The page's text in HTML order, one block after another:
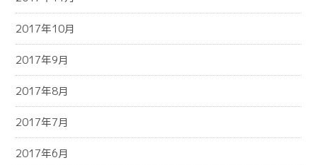
2017年10月
2017年9月
2017年8月
2017年7月
2017年6月